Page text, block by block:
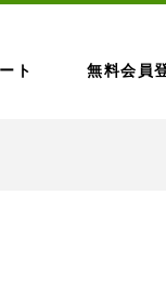
ト 無料会員